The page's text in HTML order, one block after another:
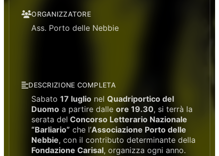
ORGANIZZATORE
Ass. Porto delle Nebbie
DESCRIZIONE COMPLETA
Sabato 17 luglio nel Quadriportico del
Duomo a partire dalle ore 19.30, si terrà la
serata del Concorso Letterario Nazionale
“Barliario” che l’Associazione Porto delle
Nebbie, con il contributo determinante della
Fondazione Carisal, organizza ogni anno.